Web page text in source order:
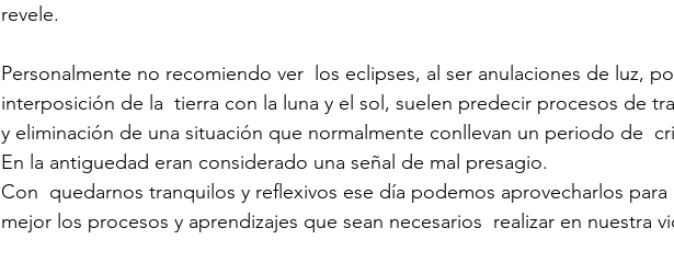
revele.
Personalmente no recomiendo ver  los eclipses, al ser anulaciones de luz,
interposición de la  tierra con la luna y el sol, suelen predecir procesos de
y eliminación de una situación que normalmente conllevan un periodo de
En la antiguedad eran considerado una señal de mal presagio.
Con  quedarnos tranquilos y reflexivos ese día podemos aprovecharlos para
mejor los procesos y aprendizajes que sean necesarios  realizar en nuestra